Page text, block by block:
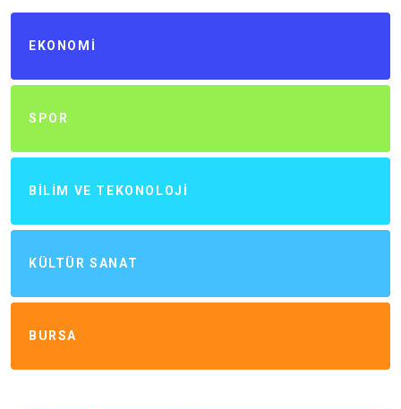
EKONOMI
SPOR
BILIM VE TEKONOLOJI
KÜLTÜR SANAT
BURSA